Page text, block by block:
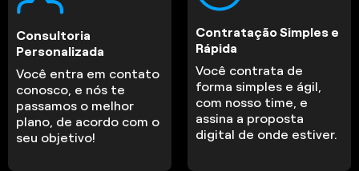
Consultoria
Personalizada
Você entra em contato
conosco, e nós te
passamos o melhor
plano, de acordo com o
seu objetivo!
Contratação Simples e
Rápida
Você contrata de
forma simples e ágil,
com nosso time, e
assina a proposta
digital de onde estiver.